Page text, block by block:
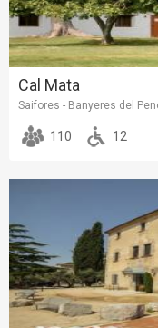
Cal Mata
Saifores - Banyeres del
110 12